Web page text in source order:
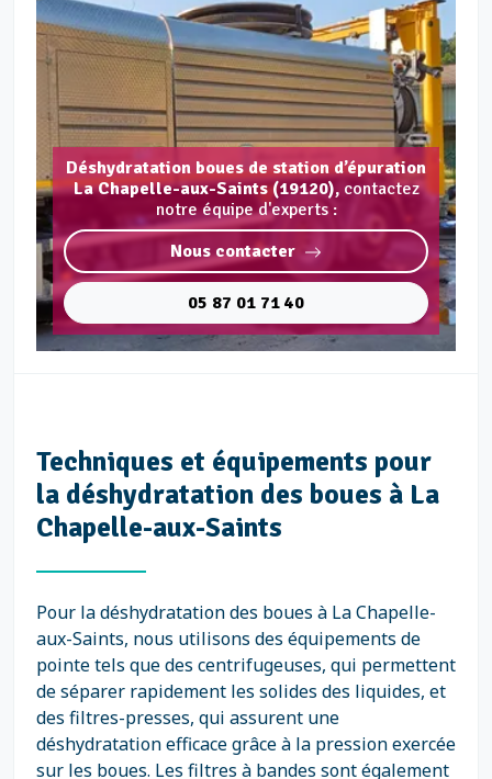
Déshydratation boues de station d’épuration
La Chapelle-aux-Saints (19120), contactez
notre équipe d'experts :
Nous contacter
05 87 01 71 40
Techniques et équipements pour
la déshydratation des boues à La
Chapelle-aux-Saints
Pour la déshydratation des boues à La Chapelle-
aux-Saints, nous utilisons des équipements de
pointe tels que des centrifugeuses, qui permettent
de séparer rapidement les solides des liquides, et
des filtres-presses, qui assurent une
déshydratation efficace grâce à la pression exercée
sur les boues. Les filtres à bandes sont également